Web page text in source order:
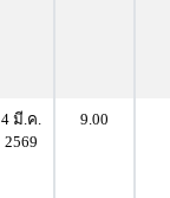
4 มี.ค.
2569
9.00